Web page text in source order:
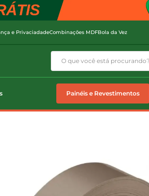
e PrivaciadadeCombinações MDFBola da Vez
Painéis e Revestimentos